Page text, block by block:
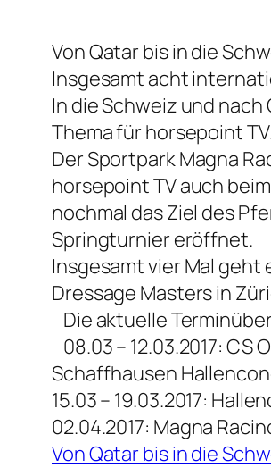
Von Qatar bis in die
Insgesamt acht
In die Schweiz und
Thema für horsepoint
Der Sportpark Magna
horsepoint TV auch
nochmal das Ziel des
Springturnier eröffnet.
Insgesamt vier Mal geht
Dressage Masters in
Die aktuelle
08.03 – 12.03.2017:
Schaffhausen
15.03 – 19.03.2017:
02.04.2017: Magna
Von Qatar bis in die